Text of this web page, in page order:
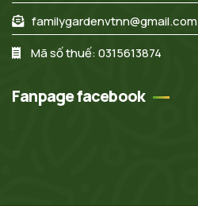
familygardenvtnn@gmail.com
Mã số thuế: 0315613874
Fanpage facebook